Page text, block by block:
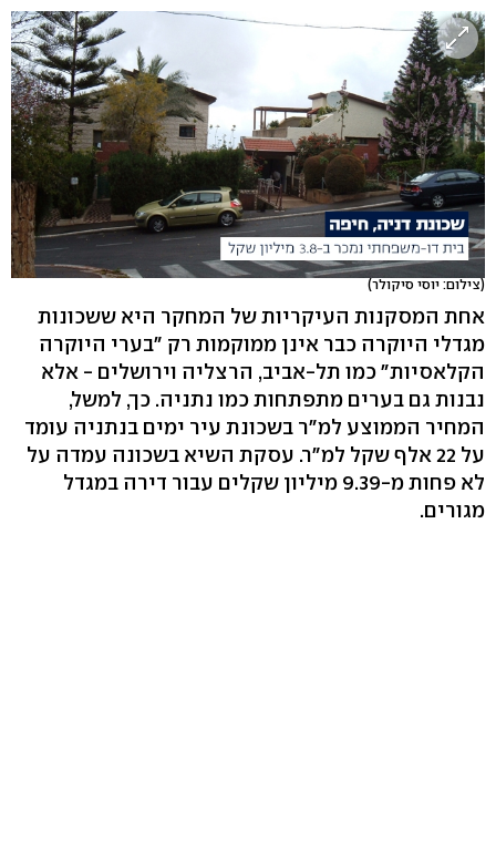
(צילום: יוסי סיקולר)
אחת המסקנות העיקריות של המחקר היא ששכונות
מגדלי היוקרה כבר אינן ממוקמות רק "בערי היוקרה
הקלאסיות" כמו תל-אביב, הרצליה וירושלים - אלא
נבנות גם בערים מתפתחות כמו נתניה. כך, למשל,
המחיר הממוצע למ"ר בשכונת עיר ימים בנתניה עומד
על 22 אלף שקל למ"ר. עסקת השיא בשכונה עמדה על
לא פחות מ-9.39 מיליון שקלים עבור דירה במגדל
מגורים.